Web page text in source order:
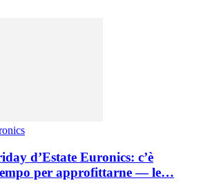
d’Estate Euronics: c’è
per approfittarne — le…